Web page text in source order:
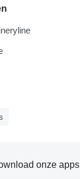
onze apps